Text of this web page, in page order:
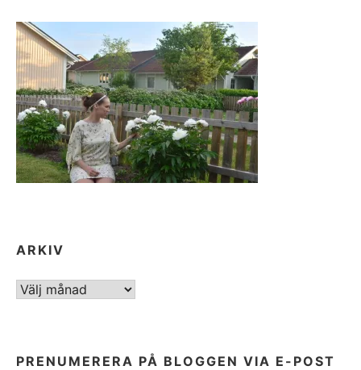
ARKIV
ARKIV
PRENUMERERA PÅ BLOGGEN VIA E-POST